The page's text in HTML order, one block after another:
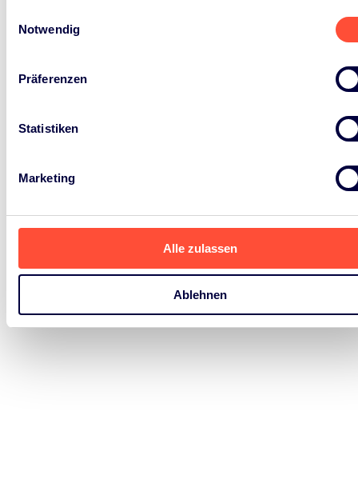
Notwendig
Präferenzen
Statistiken
Marketing
Alle zulassen
Ablehnen